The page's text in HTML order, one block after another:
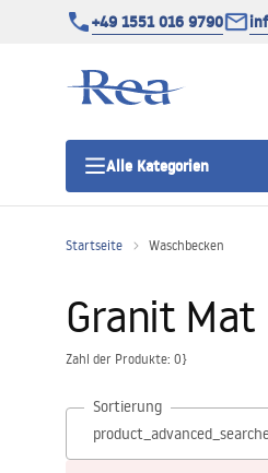
+49 1551 016 9790
Alle Kategorien
Duschtüren
Startseite Waschbecken
Granit Mat
Zahl der Produkte: 0}
Sortierung